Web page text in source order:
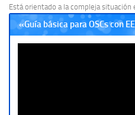
Está orientado a la compleja
«Guía básica para OSCs con